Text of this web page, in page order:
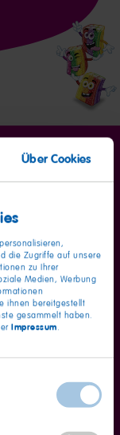
Über Cookies
die Zugriffe auf unsere
zu Ihrer
Medien, Werbung
ihnen bereitgestellt
gesammelt haben.
Impressum.
pro 100g
/ 373kcal
2.7g
86g
59g